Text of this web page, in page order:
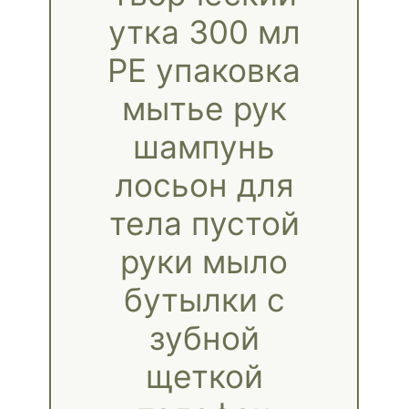
утка 300 мл
PE упаковка
мытье рук
шампунь
лосьон для
тела пустой
руки мыло
бутылки с
зубной
щеткой